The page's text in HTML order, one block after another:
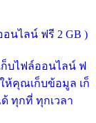
อนไลน์ ฟรี 2 GB )
ก็บไฟล์ออนไลน์ ฟ
ให้คุณเก็บข้อมูล เก็
ทุกที่ ทุกเวลา